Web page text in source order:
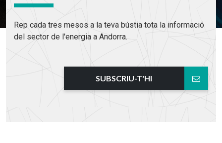
Rep cada tres mesos a la teva bústia tota la informació
del sector de l'energia a Andorra.
SUBSCRIU-T'HI